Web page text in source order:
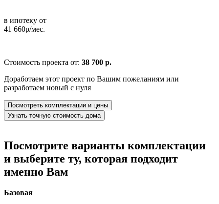
в ипотеку от
41 660р/мес.
Стоимость проекта от: 38 700 р.
Доработаем этот проект по Вашим пожеланиям или
разработаем новый с нуля
Посмотреть комплектации и цены
Узнать точную стоимость дома
Посмотрите варианты комплектации
и выберите ту, которая подходит
именно Вам
Базовая